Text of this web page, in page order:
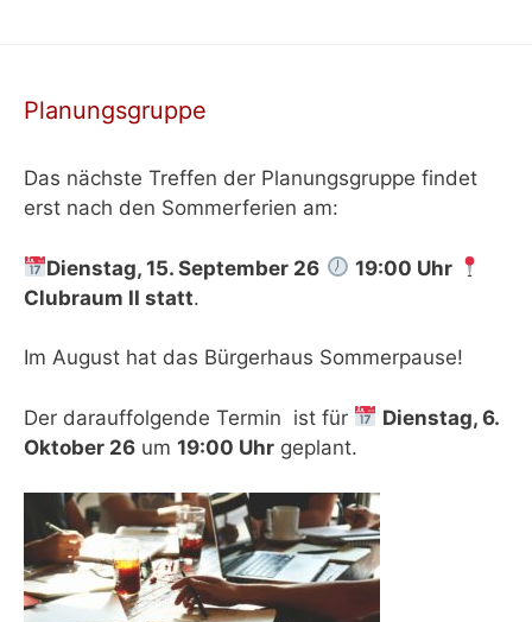
Planungsgruppe
Das nächste Treffen der Planungsgruppe findet
erst nach den Sommerferien am:
Dienstag, 15. September 26
19:00 Uhr
Clubraum II statt.
Im August hat das Bürgerhaus Sommerpause!
Der darauffolgende Termin ist für
Dienstag, 6.
Oktober 26 um 19:00 Uhr geplant.